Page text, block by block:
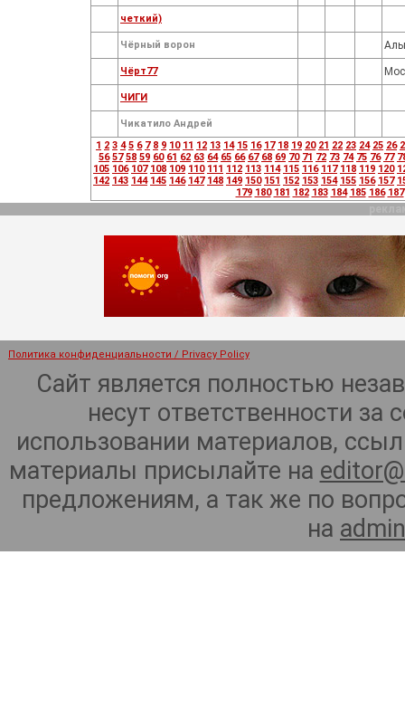
четкий)
Чёрный ворон
Чёрт77
ЧИГИ
Чикатило Андрей
1 2 3 4 5 6 7 8 9 10 11 12 13 14 15 16 17 18 19 20 21 22 23 24 25 26
56 57 58 59 60 61 62 63 64 65 66 67 68 69 70 71 72 73 74 75 76 77
105 106 107 108 109 110 111 112 113 114 115 116 117 118 119 120
142 143 144 145 146 147 148 149 150 151 152 153 154 155 156 157
179 180 181 182 183 184 185 186 187
Политика конфиденциальности / Privacy Policy
Сайт является полностью
несут ответственности
использовании материалов,
материалы присылайте на
предложениям, а так же по
на